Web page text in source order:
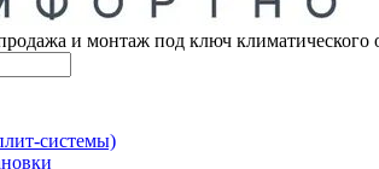
и монтаж под ключ климатического
системы)